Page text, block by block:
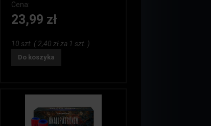
Cena:
23,99 zł
10 szt. ( 2,40 zł za 1 szt. )
Do koszyka